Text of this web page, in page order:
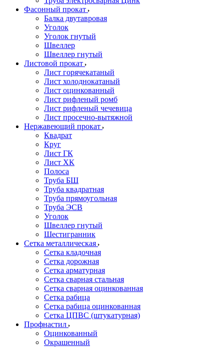
Фасонный прокат
Балка двутавровая
Уголок
Уголок гнутый
Швеллер
Швеллер гнутый
Листовой прокат
Лист горячекатаный
Лист холоднокатаный
Лист оцинкованный
Лист рифленый ромб
Лист рифленый чечевица
Лист просечно-вытяжной
Нержавеющий прокат
Квадрат
Круг
Лист ГК
Лист ХК
Полоса
Труба БШ
Труба квадратная
Труба прямоугольная
Труба ЭСВ
Уголок
Швеллер гнутый
Шестигранник
Сетка металлическая
Сетка кладочная
Сетка дорожная
Сетка арматурная
Сетка сварная стальная
Сетка сварная оцинкованная
Сетка рабица
Сетка рабица оцинкованная
Сетка ЦПВС (штукатурная)
Профнастил
Оцинкованный
Окрашенный